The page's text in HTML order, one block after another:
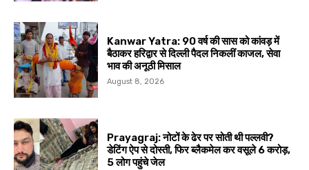
Kanwar Yatra: 90 वर्ष की सास को कांवड़ में
बैठाकर हरिद्वार से दिल्ली पैदल निकलीं काजल, सेवा
भाव की अनूठी मिसाल
August 8, 2026
Prayagraj: नोटों के ढेर पर सोती थी पल्लवी?
डेटिंग ऐप से दोस्ती, फिर ब्लैकमेल कर वसूले ₹6 करोड़,
5 लोग पहुंचे जेल